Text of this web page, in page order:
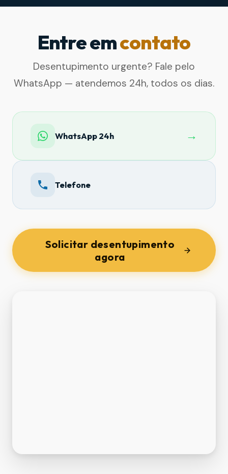
Entre emcontato
Desentupimento urgente? Fale pelo
WhatsApp — atendemos 24h, todos os dias.
WhatsApp 24h →
Telefone
Solicitar desentupimento
agora